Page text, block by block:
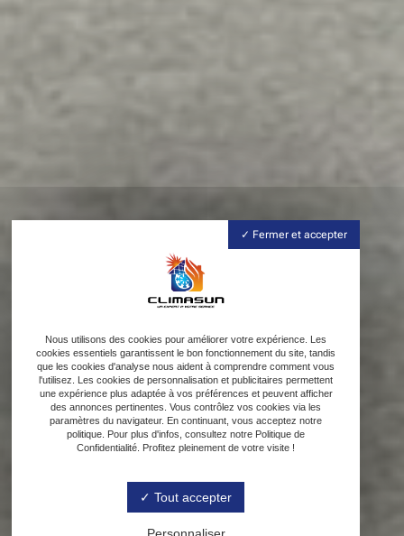
Fermer et accepter
Nous utilisons des cookies pour améliorer votre expérience. Les
cookies essentiels garantissent le bon fonctionnement du site, tandis
que les cookies d'analyse nous aident à comprendre comment vous
l'utilisez. Les cookies de personnalisation et publicitaires permettent
une expérience plus adaptée à vos préférences et peuvent afficher
des annonces pertinentes. Vous contrôlez vos cookies via les
paramètres du navigateur. En continuant, vous acceptez notre
politique. Pour plus d'infos, consultez notre Politique de
Confidentialité. Profitez pleinement de votre visite !
Tout accepter